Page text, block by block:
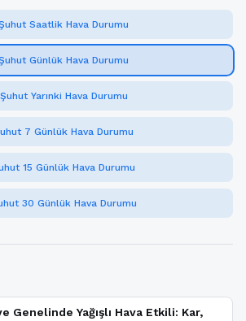
Saatlik Hava Durumu
Günlük Hava Durumu
Şuhut Yarınki Hava Durumu
7 Günlük Hava Durumu
15 Günlük Hava Durumu
30 Günlük Hava Durumu
Genelinde Yağışlı Hava Etkili: Kar,